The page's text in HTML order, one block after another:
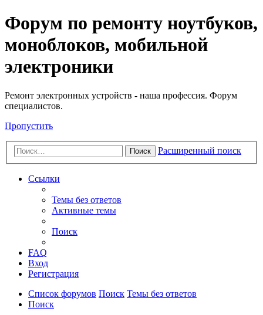
Регистрация
Форум по ремонту ноутбуков,
моноблоков, мобильной
электроники
Ремонт электронных устройств - наша профессия. Форум
специалистов.
Пропустить
Поиск Расширенный поиск
Ссылки
Темы без ответов
Активные темы
Поиск
FAQ
Вход
Регистрация
Список форумов Поиск Темы без ответов
Поиск